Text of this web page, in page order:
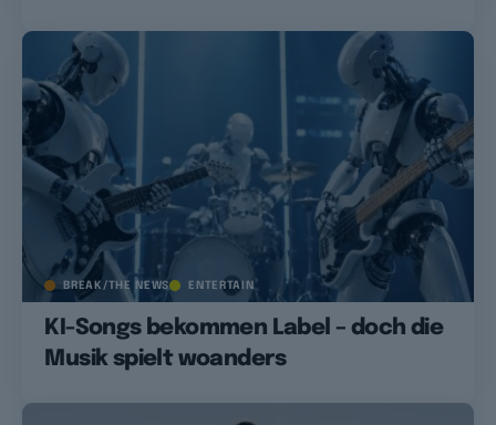
BREAK/THE NEWS ENTERTAIN
KI-Songs bekommen Label – doch die
Musik spielt woanders